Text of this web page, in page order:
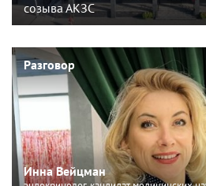
созыва АКЗС
Разговор
Инна Вейцман